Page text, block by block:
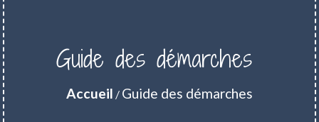
Guide des démarches
Accueil / Guide des démarches